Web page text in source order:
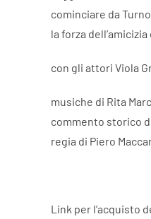
cominciare da
la forza
con gli attori Viola
musiche di Rita
commento storico
regia di Piero
Link per l’acquisto